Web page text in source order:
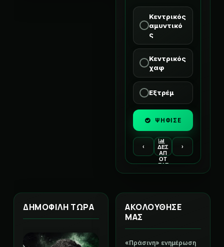
Κεντρικός
αμυντικό
ς
Κεντρικός
χαφ
Εξτρέμ
ΨΗΦΙΣΕ
‹
ΔΕΣ
ΑΠ
ΟΤ
ΕΛΕ
›
ΔΗΜΟΦΙΛΗ ΤΩΡΑ
ΑΚΟΛΟΥΘΗΣΕ
ΜΑΣ
«Πράσινη» ενημέρωση